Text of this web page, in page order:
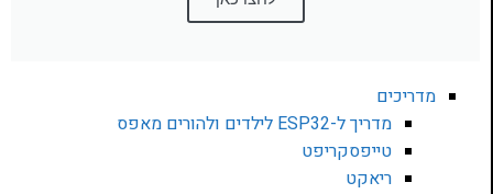
מדריכים
מדריך ל-ESP32 לילדים ולהורים מאפס
טייפסקריפט
ריאקט